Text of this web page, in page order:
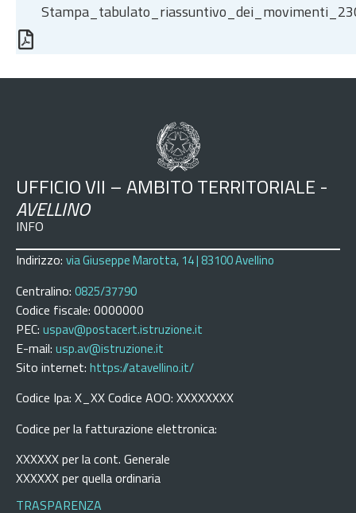
UFFICIO VII – AMBITO TERRITORIALE -
AVELLINO
INFO
Indirizzo: via Giuseppe Marotta, 14 | 83100 Avellino
Centralino: 0825/37790
Codice fiscale: 0000000
PEC: uspav@postacert.istruzione.it
E-mail: usp.av@istruzione.it
Sito internet: https://atavellino.it/
Codice Ipa: X_XX Codice AOO: XXXXXXXX
Codice per la fatturazione elettronica:
XXXXXX per la cont. Generale
XXXXXX per quella ordinaria
TRASPARENZA